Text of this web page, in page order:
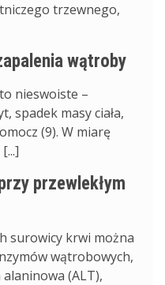
trzewnego,
wątroby
nieswoiste –
spadek masy ciała,
(9). W miarę
przewlekłym
surowicy krwi można
wątrobowych,
(ALT),